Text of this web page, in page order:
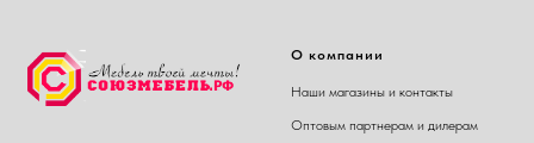
О компании
Наши магазины и контакты
Оптовым партнерам и дилерам